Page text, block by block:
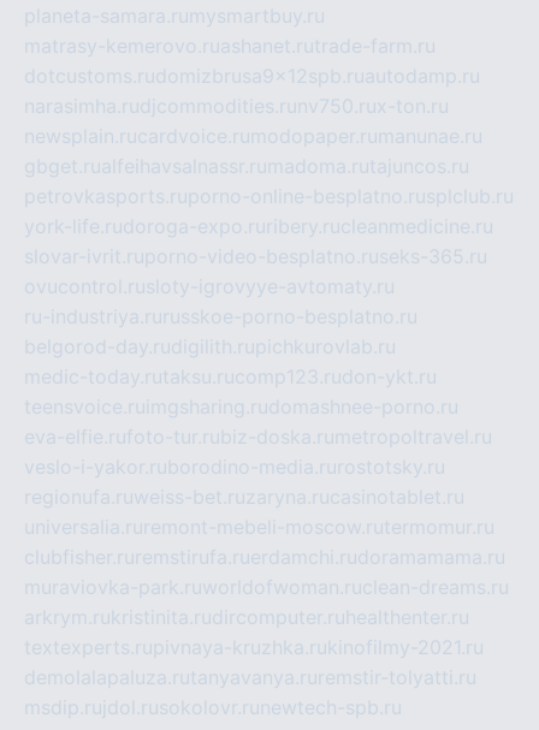
planeta-samara.ru mysmartbuy.ru
matrasy-kemerovo.ruashanet.rutrade-farm.ru
dotcustoms.rudomizbrusa9x12spb.ruautodamp.ru
narasimha.rudjcommodities.ru nv750.rux-ton.ru
newsplain.rucardvoice.ru modopaper.ru manunae.ru
gbget.rualfeihavsalnassr.ru madoma.rutajuncos.ru
petrovkasports.ruporno-online-besplatno.rusplclub.ru
york-life.rudoroga-expo.ru ribery.rucleanmedicine.ru
slovar-ivrit.ruporno-video-besplatno.ruseks-365.ru
ovucontrol.rusloty-igrovyye-avtomaty.ru
ru-industriya.ru russkoe-porno-besplatno.ru
belgorod-day.rudigilith.rupichkurovlab.ru
medic-today.rutaksu.rucomp123.rudon-ykt.ru
teensvoice.ru imgsharing.rudomashnee-porno.ru
eva-elfie.rufoto-tur.rubiz-doska.ru metropoltravel.ru
veslo-i-yakor.ruborodino-media.ru rostotsky.ru
regionufa.ruweiss-bet.ruzaryna.rucasinotablet.ru
universalia.ru remont-mebeli-moscow.rutermomur.ru
clubfisher.ru remstirufa.ruerdamchi.rudoramamama.ru
muraviovka-park.ruworldofwoman.ruclean-dreams.ru
arkrym.rukristinita.rudircomputer.ru healthenter.ru
textexperts.rupivnaya-kruzhka.rukinofilmy-2021.ru
demolalapaluza.rutanyavanya.ru remstir-tolyatti.ru
msdip.ru jdol.rusokolovr.ru newtech-spb.ru